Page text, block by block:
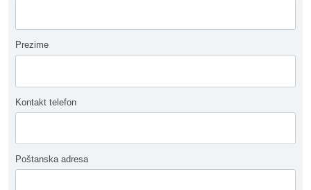
Prezime
Kontakt telefon
Poštanska adresa